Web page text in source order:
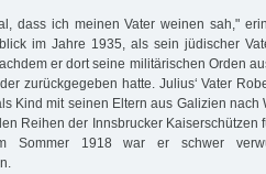
dass ich meinen Vater weinen sah,"
im Jahre 1935, als sein jüdischer
er dort seine militärischen Orden
zurückgegeben hatte. Julius‘ Vater
Kind mit seinen Eltern aus Galizien nach
Reihen der Innsbrucker Kaiserschützen
Sommer 1918 war er schwer